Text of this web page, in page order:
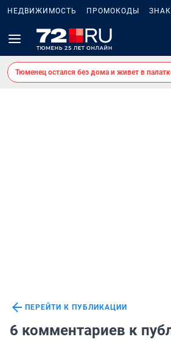
НЕДВИЖИМОСТЬ ПРОМОКОДЫ
Тюменец остался без дома и живет в
ПЕРЕЙТИ К ПУБЛИКАЦИИ
6 комментариев к